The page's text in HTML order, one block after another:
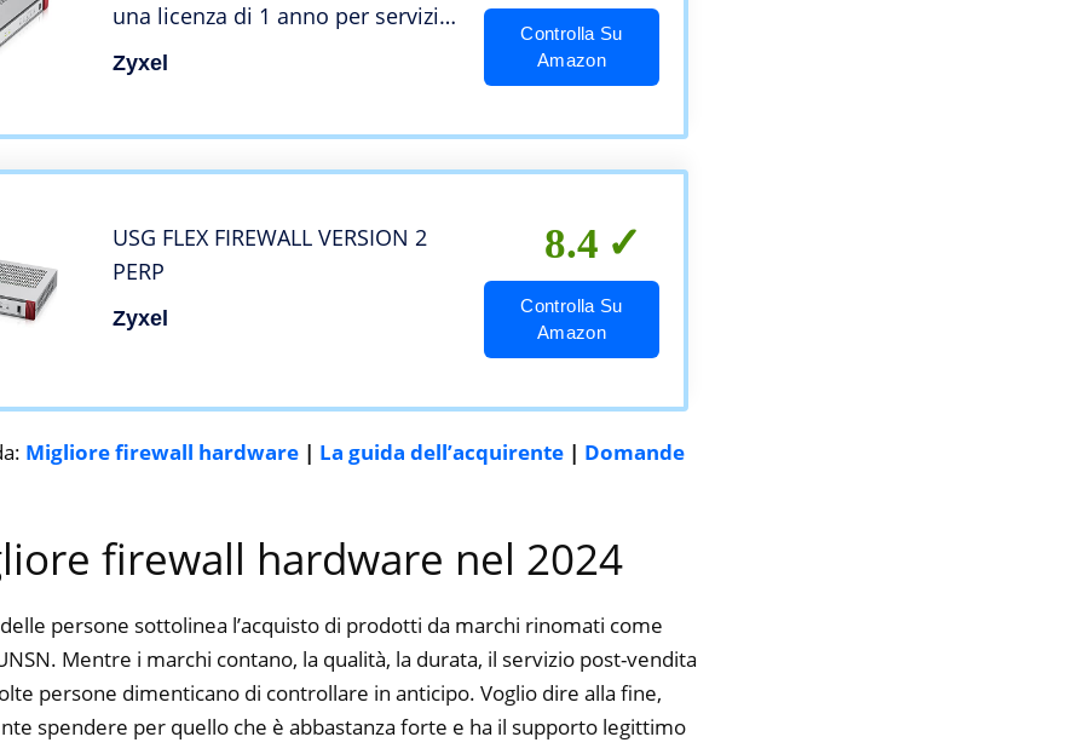
una licenza di 1 anno per servizi
di sicurezza [USGFLEX100]
Zyxel
Controlla Su
Amazon
USG FLEX FIREWALL VERSION 2
PERP
Zyxel
8.4
Controlla Su
Amazon
Migliore firewall hardware | La guida dell’acquirente | Domande
firewall hardware nel 2024
persone sottolinea l’acquisto di prodotti da marchi rinomati come
Mentre i marchi contano, la qualità, la durata, il servizio post-vendita
persone dimenticano di controllare in anticipo. Voglio dire alla fine,
spendere per quello che è abbastanza forte e ha il supporto legittimo